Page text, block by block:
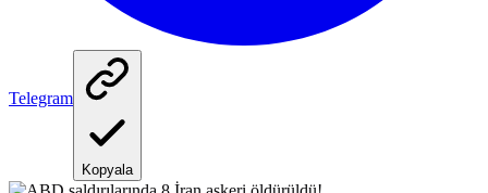
Telegram
Kopyala